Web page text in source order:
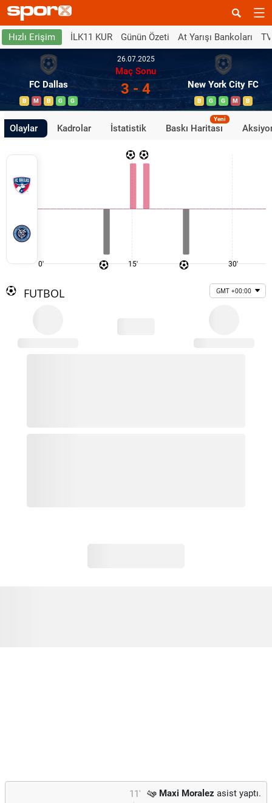
Hızlı Erişim İLK11 KUR Günün Özeti At Yarışı Bankoları
FC Dallas
B M B G G
26.07.2025
Maç Sonu
3 - 4 New York City FC
B G G M B
Olaylar Kadrolar İstatistik Baskı Haritası
Yeni
0' 15' 30'
FUTBOL GMT +00:00
11' Maxi Moralez asist yaptı.